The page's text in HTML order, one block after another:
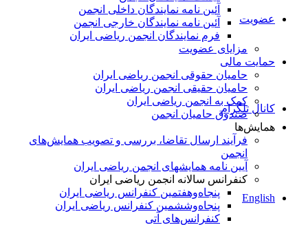
عضویت
کانال تلگرام
English
آئین نامه نمایندگان داخلی انجمن
آئین نامه نمایندگان خارجی انجمن
فرم نمایندگان انجمن ریاضی ایران
مزایای عضویت
حمایت مالی
حامیان حقوقی انجمن ریاضی ایران
حامیان حقیقی انجمن ریاضی ایران
کمک به انجمن ریاضی ایران
صندوق حامیان انجمن
همایش‌ها
فرآیند ارسال تقاضا، بررسی و تصویب همایش‌های
انجمن
آیین نامه همایشهای انجمن ریاضی ایران
کنفرانس‌ سالانه انجمن ریاضی ایران
پنجاه‌و‌هفتمین کنفرانس ریاضی ایران
پنجاه‌و‌ششمین کنفرانس ریاضی ایران
کنفرانس‌های آتی